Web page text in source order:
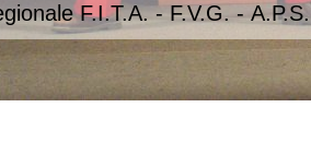
F.I.T.A. - F.V.G. - A.P.S.